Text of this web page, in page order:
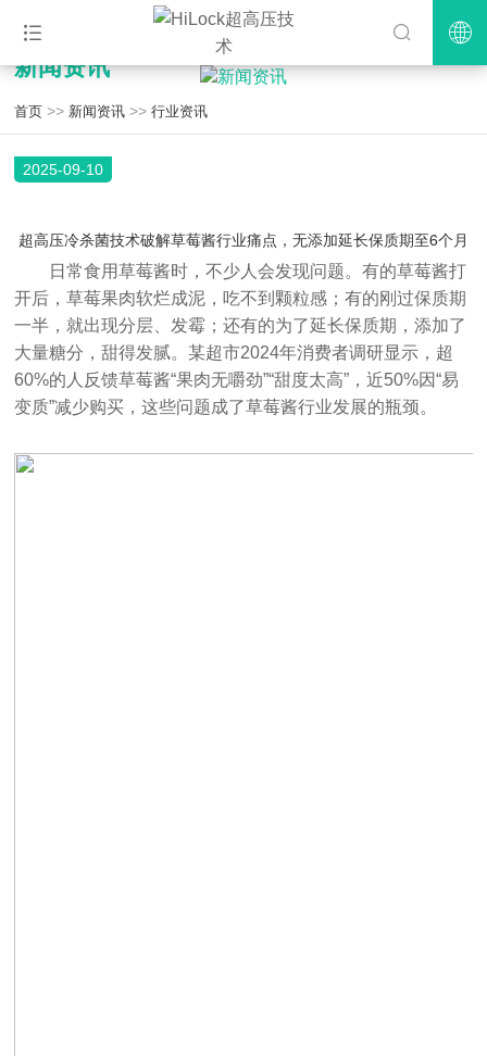
新闻资讯
首页 >> 新闻资讯 >>行业资讯
2025-09-10
超高压冷杀菌技术破解草莓酱行业痛点，无添加延长保质期至6个月
日常食用草莓酱时，不少人会发现问题。有的草莓酱打
开后，草莓果肉软烂成泥，吃不到颗粒感；有的刚过保质期
一半，就出现分层、发霉；还有的为了延长保质期，添加了
大量糖分，甜得发腻。某超市2024年消费者调研显示，超
60%的人反馈草莓酱“果肉无嚼劲”“甜度太高”，近50%因“易
变质”减少购买，这些问题成了草莓酱行业发展的瓶颈。